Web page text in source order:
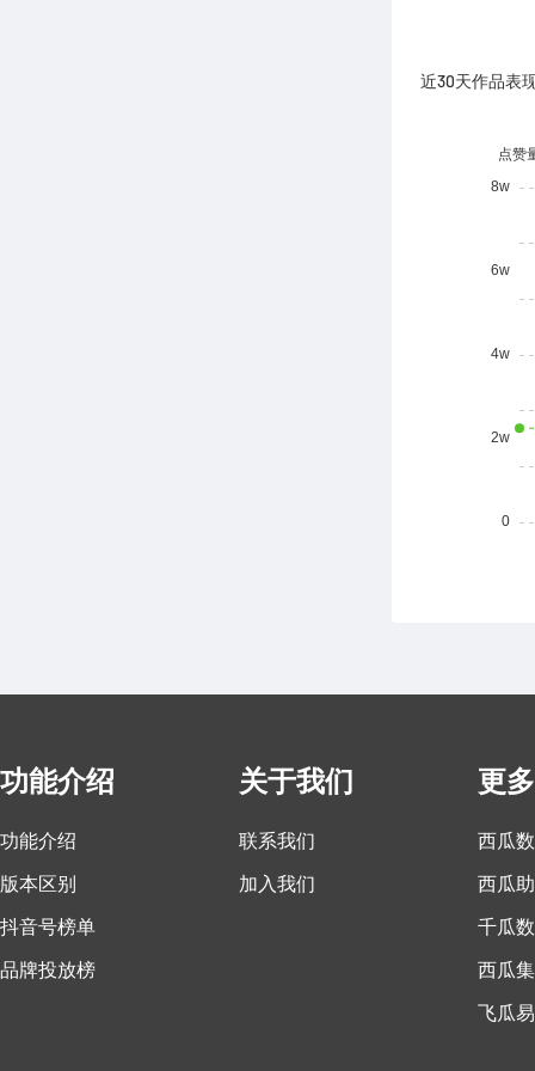
近30天作品表
功能介绍
功能介绍
版本区别
抖音号榜单
品牌投放榜
关于我们
联系我们
加入我们
更
西瓜
西瓜
千瓜
西瓜集
飞瓜